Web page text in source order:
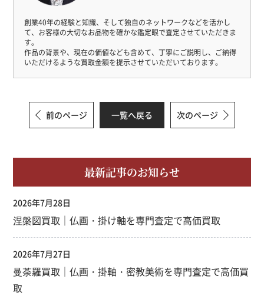
創業40年の経験と知識、そして独自のネットワークなどを活かし
て、 お客様の大切なお品物を確かな鑑定眼で査定させていただきま
す。
作品の背景や、現在の価値なども含めて、丁寧にご説明し、 ご納得
いただけるような買取金額を提示させていただいております。
前のページ 一覧へ戻る 次のページ
最新記事のお知らせ
涅槃図買取｜仏画・掛け軸を専門査定で高価買取
2026年7月28日
曼荼羅買取｜仏画・掛軸・密教美術を専門査定で高価買
取
2026年7月27日